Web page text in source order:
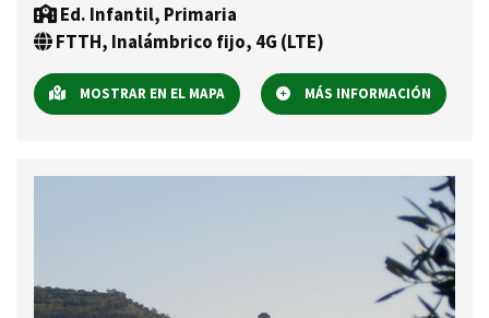
Ed. Infantil, Primaria
FTTH, Inalámbrico fijo, 4G (LTE)
MOSTRAR EN EL MAPA MÁS INFORMACIÓN